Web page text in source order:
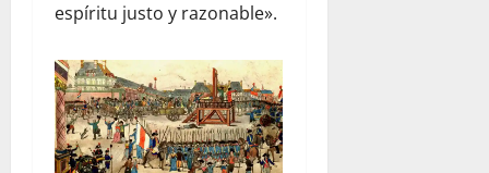
espíritu justo y razonable».